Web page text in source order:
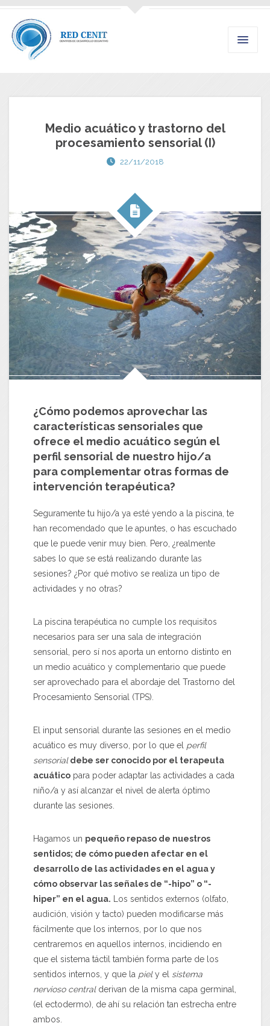
Medio acuático y trastorno del
procesamiento sensorial (I)
22/11/2018
¿Cómo podemos aprovechar las
características sensoriales que
ofrece el medio acuático según el
perfil sensorial de nuestro hijo/a
para complementar otras formas de
intervención terapéutica?
Seguramente tu hijo/a ya esté yendo a la piscina, te
han recomendado que le apuntes, o has escuchado
que le puede venir muy bien. Pero, ¿realmente
sabes lo que se está realizando durante las
sesiones? ¿Por qué motivo se realiza un tipo de
actividades y no otras?
La piscina terapéutica no cumple los requisitos
necesarios para ser una sala de integración
sensorial, pero sí nos aporta un entorno distinto en
un medio acuático y complementario que puede
ser aprovechado para el abordaje del Trastorno del
Procesamiento Sensorial (TPS).
El input sensorial durante las sesiones en el medio
acuático es muy diverso, por lo que el perfil
sensorialdebe ser conocido por el terapeuta
acuático para poder adaptar las actividades a cada
niño/a y así alcanzar el nivel de alerta óptimo
durante las sesiones.
Hagamos un pequeño repaso de nuestros
sentidos; de cómo pueden afectar en el
desarrollo de las actividades en el agua y
cómo observar las señales de “-hipo” o “-
hiper” en el agua. Los sentidos externos (olfato,
audición, visión y tacto) pueden modificarse más
fácilmente que los internos, por lo que nos
centraremos en aquellos internos, incidiendo en
que el sistema táctil también forma parte de los
sentidos internos, y que la piely el sistema
nervioso centralderivan de la misma capa germinal,
(el ectodermo), de ahí su relación tan estrecha entre
ambos.